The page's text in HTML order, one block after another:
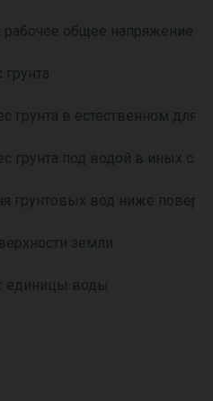
рабочее общее напряжение
грунта в естественном для
грунта под водой в иных
грунтовых вод ниже
земли
единицы воды